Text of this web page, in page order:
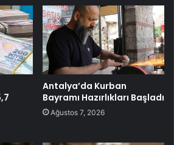
Antalya’da Kurban
Bayramı Hazırlıkları Başladı
Ağustos 7, 2026